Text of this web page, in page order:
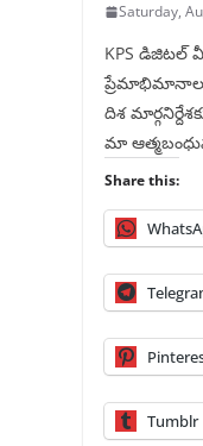
Saturday,
KPS
దిశ
మా
Share this:
Tumblr